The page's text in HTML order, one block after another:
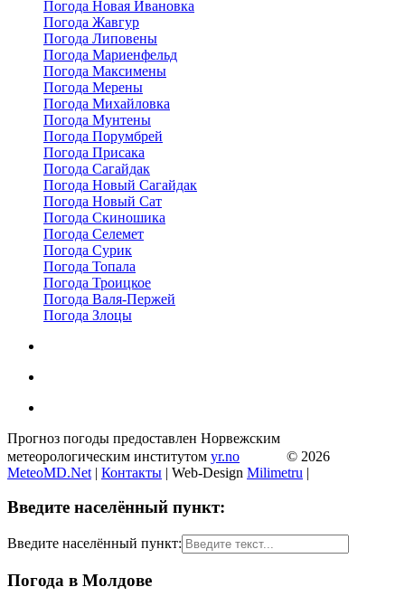
Погода Новая Ивановка
Погода Жавгур
Погода Липовены
Погода Мариенфельд
Погода Максимены
Погода Мерены
Погода Михайловка
Погода Мунтены
Погода Порумбрей
Погода Присака
Погода Сагайдак
Погода Новый Сагайдак
Погода Новый Сат
Погода Скиношика
Погода Селемет
Погода Сурик
Погода Топала
Погода Троицкое
Погода Валя-Пержей
Погода Злоцы
Прогноз погоды предоставлен Норвежским
метеорологическим институтом yr.no
© 2026
MeteoMD.Net | Контакты | Web-Design Milimetru |
Введите населённый пункт:
Введите населённый пункт:
Погода в Молдове